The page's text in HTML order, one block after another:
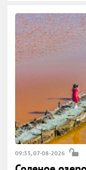
09:33, 07-08-2026